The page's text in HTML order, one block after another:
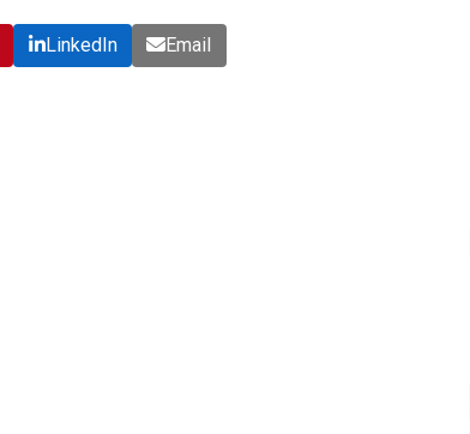
LinkedIn Email